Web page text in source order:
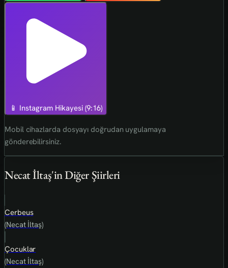
📱 Instagram Hikayesi (9:16)
Mobil cihazlarda dosyayı doğrudan uygulamaya
gönderebilirsiniz.
Necat İltaş'in Diğer Şiirleri
Cerbeus
(Necat İltaş)
Çocuklar
(Necat İltaş)